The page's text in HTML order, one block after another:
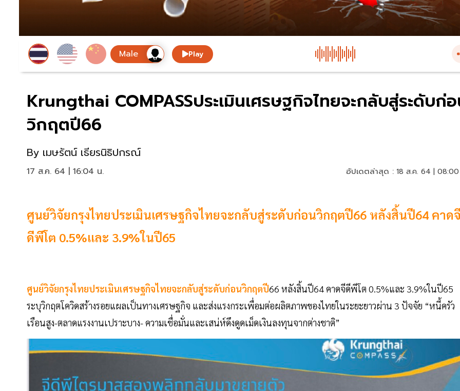
Play
Krungthai COMPASSประเมินเศรษฐกิจไทยจะกลับสู่ระดับก่
วิกฤตปี66
By เมษรัตน์ เธียรนิธิปกรณ์
17 ส.ค. 64 | 16:04 น. อัปเดตล่าสุด : 18 ส.ค. 64 |
ศูนย์วิจัยกรุงไทยประเมินเศรษฐกิจไทยจะกลับสู่ระดับก่อนวิกฤตปี66 หลังสิ้นปี64 คาด
ดีพีโต 0.5%และ 3.9%ในปี65
ศูนย์วิจัยกรุงไทยประเมินเศรษฐกิจไทยจะกลับสู่ระดับก่อนวิกฤตปี66 หลังสิ้นปี64 คาดจีดีพีโต 0.5%และ 3.9%ในปี65
ระบุวิกฤตโควิดสร้างรอยแผลเป็นทางเศรษฐกิจ และส่งแรงกระเพื่อมต่อผลิตภาพของไทยในระยะยาวผ่าน 3 ปัจจัย “หนี้ครัว
เรือนสูง-ตลาดแรงงานเปราะบาง- ความเชื่อมั่นและเสน่ห์ดึงดูดเม็ดเงินลงทุนจากต่างชาติ”